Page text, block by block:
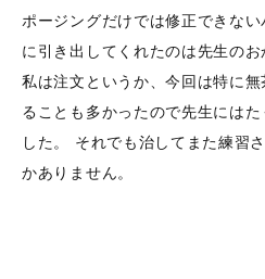
ポージングだけでは修正できな
に引き出してくれたのは先生のお
私は注文というか、今回は特に
ることも多かったので先生には
した。 それでも治してまた練習
かありません。